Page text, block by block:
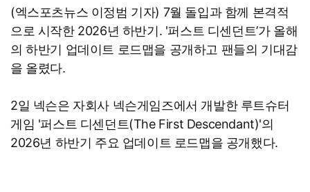
(엑스포츠뉴스 이정범 기자) 7월 돌입과 함께 본격적
으로 시작한 2026년 하반기. '퍼스트 디센던트’가 올해
의 하반기 업데이트 로드맵을 공개하고 팬들의 기대감
을 올렸다.
2일 넥슨은 자회사 넥슨게임즈에서 개발한 루트슈터
게임 '퍼스트 디센던트(The First Descendant)'의
2026년 하반기 주요 업데이트 로드맵을 공개했다.